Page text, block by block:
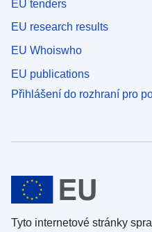
EU tenders
EU research results
EU Whoiswho
EU publications
Přihlášení do rozhraní pro
Tyto internetové stránky